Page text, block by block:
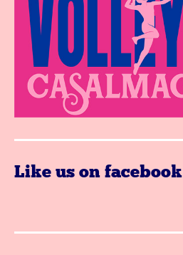
Like us on facebook